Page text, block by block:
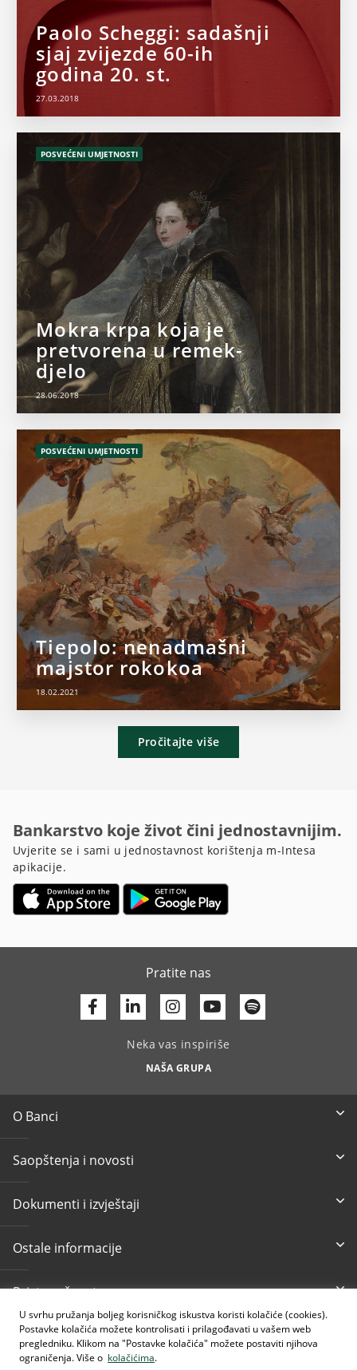
U svrhu pružanja boljeg korisničkog iskustva koristi kolačiće (cookies).
Postavke kolačića možete kontrolisati i prilagođavati u vašem web
pregledniku. Klikom na "Postavke kolačića" možete postaviti njihova
ograničenja. Više o kolačićima.
Paolo Scheggi: sadašnji
sjaj zvijezde 60-ih
godina 20. st.
27.03.2018
POSVEĆENI UMJETNOSTI
Mokra krpa koja je
pretvorena u remek-
djelo
28.06.2018
POSVEĆENI UMJETNOSTI
Tiepolo: nenadmašni
majstor rokokoa
18.02.2021
Pročitajte više
Bankarstvo koje život čini jednostavnijim.
Uvjerite se i sami u jednostavnost korištenja m-Intesa
apikacije.
Pratite nas
Facebook
Linkedin Youtube
Neka vas inspiriše
NAŠA GRUPA
O Banci
Saopštenja i novosti
Dokumenti i izvještaji
Ostale informacije
Pristupačnost
Besplatni info telefon
080 020 307
E-mail
info@intesasanpaolobanka.b